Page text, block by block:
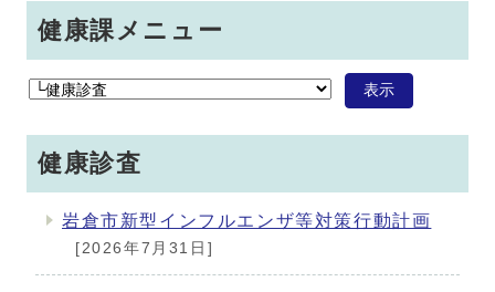
健康課メニュー
表示
健康診査
岩倉市新型インフルエンザ等対策行動計画
[2026年7月31日]